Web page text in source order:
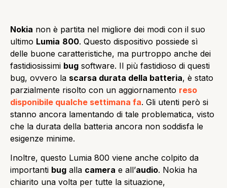
Nokia non è partita nel migliore dei modi con il suo
ultimo Lumia 800. Questo dispositivo possiede sì
delle buone caratteristiche, ma purtroppo anche dei
fastidiosissimi bug software. Il più fastidioso di questi
bug, ovvero la scarsa durata della batteria, è stato
parzialmente risolto con un aggiornamento reso
disponibile qualche settimana fa. Gli utenti però si
stanno ancora lamentando di tale problematica, visto
che la durata della batteria ancora non soddisfa le
esigenze minime.
Inoltre, questo Lumia 800 viene anche colpito da
importanti bug alla camera e all’audio. Nokia ha
chiarito una volta per tutte la situazione,